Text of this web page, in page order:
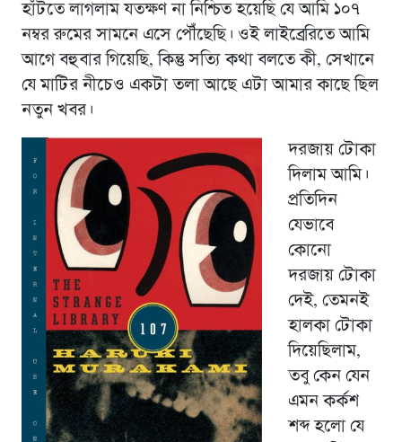
হাঁটতে লাগলাম যতক্ষণ না নিশ্চিত হয়েছি যে আমি ১০৭
নম্বর রুমের সামনে এসে পৌঁছেছি। ওই লাইব্রেরিতে আমি
আগে বহুবার গিয়েছি, কিন্তু সত্যি কথা বলতে কী, সেখানে
যে মাটির নীচেও একটা তলা আছে এটা আমার কাছে ছিল
নতুন খবর।
দরজায় টোকা
দিলাম আমি।
প্রতিদিন
যেভাবে
কোনো
দরজায় টোকা
দেই, তেমনই
হালকা টোকা
দিয়েছিলাম,
তবু কেন যেন
এমন কর্কশ
শব্দ হলো যে